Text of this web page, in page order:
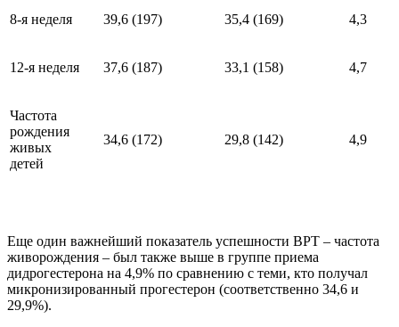
8-я неделя 39,6 (197) 35,4 (169) 4,3
12-я неделя 37,6 (187) 33,1 (158) 4,7
Частота
рождения
живых
детей
34,6 (172) 29,8 (142) 4,9
Еще один важнейший показатель успешности ВРТ – частота
живорождения – был также выше в группе приема
дидрогестерона на 4,9% по сравнению с теми, кто получал
микронизированный прогестерон (соответственно 34,6 и
29,9%).